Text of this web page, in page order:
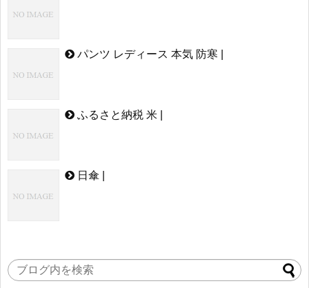
パンツ レディース 本気 防寒 |
ふるさと納税 米 |
日傘 |